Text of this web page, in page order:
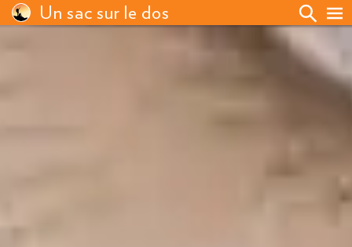
Un sac sur le dos